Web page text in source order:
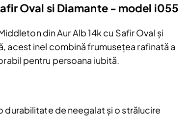
Oval si Diamante - model i055
din Aur Alb 14k cu Safir Oval și
acest inel combină frumusețea rafinată a
pentru persoana iubită.
durabilitate de neegalat și o strălucire